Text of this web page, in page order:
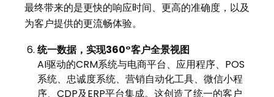
最终带来的是更快的响应时间、更高的准确度，以及
为客户提供的更流畅体验。
统一数据，实现360°客户全景视图
AI驱动的CRM系统与电商平台、应用程序、POS
系统、忠诚度系统、营销自动化工具、微信小程
序、CDP及ERP平台集成。这创造了统一的客户